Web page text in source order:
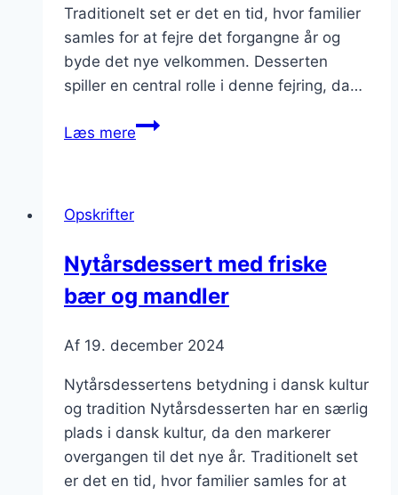
Traditionelt set er det en tid, hvor familier
samles for at fejre det forgangne år og
byde det nye velkommen. Desserten
spiller en central rolle i denne fejring, da…
Læs mereNytårsdessert
Opskrifter
Nytårsdessert med friske
bær og mandler
Af 19. december 2024
Nytårsdessertens betydning i dansk kultur
og tradition Nytårsdesserten har en særlig
plads i dansk kultur, da den markerer
overgangen til det nye år. Traditionelt set
er det en tid, hvor familier samles for at